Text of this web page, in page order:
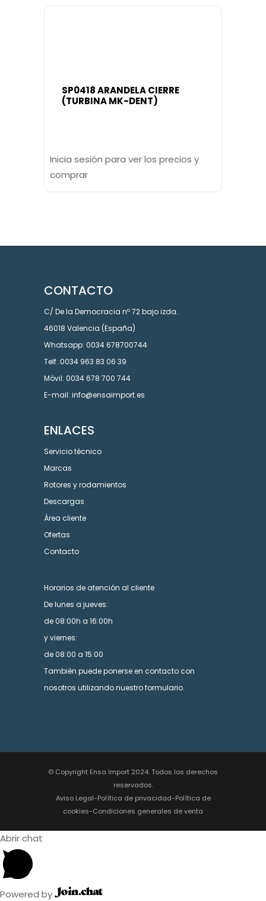
SP0418 ARANDELA CIERRE
(TURBINA MK-DENT)
Inicia sesión para ver los precios y
comprar
CONTACTO
C/ De la Democracia nº 72 bajo izda.
46018 Valencia (España)
Whatsapp: 0034 678700744
Telf.:0034 963 83 06 39
Móvil: 0034 678 700 744
E-mail: info@ensaimport.es
ENLACES
Servicio técnico
Marcas
Rotores y rodamientos
Descargas
Área cliente
Ofertas
Contacto
Horarios de atención al cliente
De lunes a jueves:
de 08:00h a 16:00h
y viernes:
de 08:00 a 15:00
También puede ponerse en contacto con
nosotros utilizando nuestro formulario.
© Copyright Ensa Import 2024. Todos los derechos
reservados.
Aviso Legal-Política de privacidad-Política de
cookies-Condiciones generales de venta
Abrir chat
Powered by